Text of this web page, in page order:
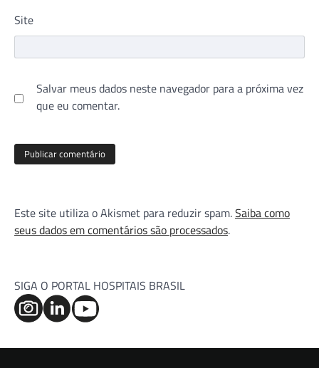
Site
Salvar meus dados neste navegador para a próxima vez
que eu comentar.
Este site utiliza o Akismet para reduzir spam.Saiba como
seus dados em comentários são processados.
SIGA O PORTAL HOSPITAIS BRASIL